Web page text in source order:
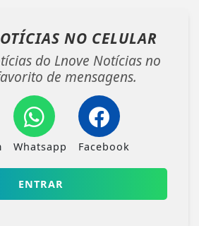
NO CELULAR
do Lnove Notícias no
de mensagens.
Whatsapp Facebook
ENTRAR